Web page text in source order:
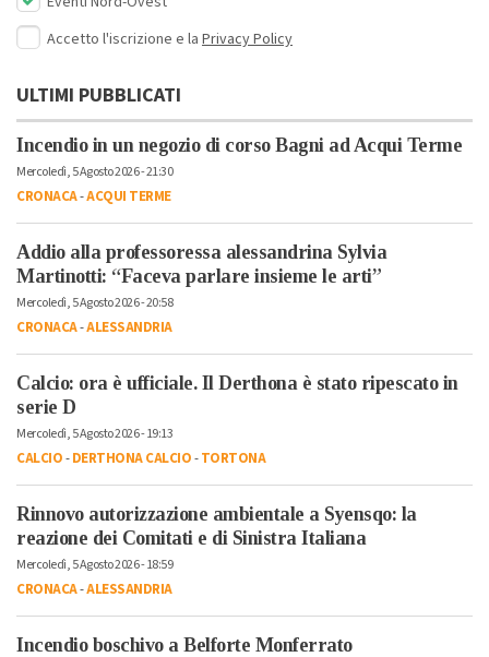
Accetto l'iscrizione e la Privacy Policy
ULTIMI PUBBLICATI
Incendio in un negozio di corso Bagni ad Acqui Terme
Mercoledì, 5 Agosto 2026 - 21:30
CRONACA-ACQUI TERME
Addio alla professoressa alessandrina Sylvia
Martinotti: “Faceva parlare insieme le arti”
Mercoledì, 5 Agosto 2026 - 20:58
CRONACA-ALESSANDRIA
Calcio: ora è ufficiale. Il Derthona è stato ripescato in
serie D
Mercoledì, 5 Agosto 2026 - 19:13
CALCIO-DERTHONA CALCIO-TORTONA
Rinnovo autorizzazione ambientale a Syensqo: la
reazione dei Comitati e di Sinistra Italiana
Mercoledì, 5 Agosto 2026 - 18:59
CRONACA-ALESSANDRIA
Incendio boschivo a Belforte Monferrato